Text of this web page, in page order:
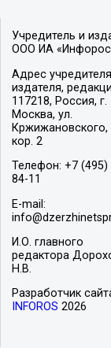
Учредитель и
ООО ИА
Адрес
издателя,
117218, Россия, г.
Москва, ул.
Кржижановского,
кор. 2
Телефон: +7 (495)
84-11
E-mail:
И.О. главного
редактора
Н.В.
Разработчик
INFOROS 2026